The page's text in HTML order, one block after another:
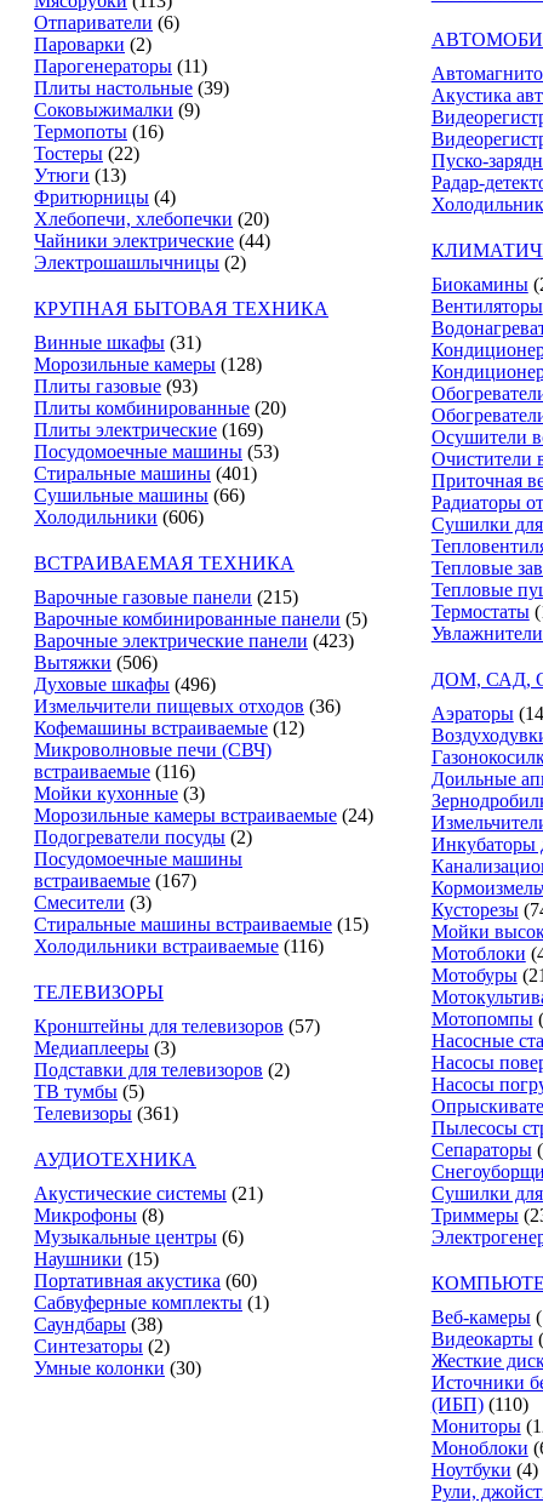
Отпариватели (6)
Пароварки (2)
Парогенераторы (11)
Плиты настольные (39)
Соковыжималки (9)
Термопоты (16)
Тостеры (22)
Утюги (13)
Фритюрницы (4)
Хлебопечи, хлебопечки (20)
Чайники электрические (44)
Электрошашлычницы (2)
КРУПНАЯ БЫТОВАЯ ТЕХНИКА
Винные шкафы (31)
Морозильные камеры (128)
Плиты газовые (93)
Плиты комбинированные (20)
Плиты электрические (169)
Посудомоечные машины (53)
Стиральные машины (401)
Сушильные машины (66)
Холодильники (606)
ВСТРАИВАЕМАЯ ТЕХНИКА
Варочные газовые панели (215)
Варочные комбинированные панели (5)
Варочные электрические панели (423)
Вытяжки (506)
Духовые шкафы (496)
Измельчители пищевых отходов (36)
Кофемашины встраиваемые (12)
Микроволновые печи (СВЧ)
встраиваемые (116)
Мойки кухонные (3)
Морозильные камеры встраиваемые (24)
Подогреватели посуды (2)
Посудомоечные машины
встраиваемые (167)
Смесители (3)
Стиральные машины встраиваемые (15)
Холодильники встраиваемые (116)
ТЕЛЕВИЗОРЫ
Кронштейны для телевизоров (57)
Медиаплееры (3)
Подставки для телевизоров (2)
ТВ тумбы (5)
Телевизоры (361)
АУДИОТЕХНИКА
Акустические системы (21)
Микрофоны (8)
Музыкальные центры (6)
Наушники (15)
Портативная акустика (60)
Сабвуферные комплекты (1)
Саундбары (38)
Синтезаторы (2)
Умные колонки (30)
Акустика
Пуско-
Радар-
Биокамины
Вентиляторы
Осушители
Очистители
Приточная
Радиаторы
Сушилки
Тепловые
Тепловые
Термостаты
ДОМ, САД,
Аэраторы
Доильные
Инкубаторы
Кусторезы
Мойки
Мотоблоки
Мотобуры
Мотопомпы
Насосные
Насосы
Насосы
Пылесосы
Сепараторы
Сушилки
Триммеры
Веб-камеры
Видеокарты
Жесткие
Источники
(ИБП) (110)
Мониторы
Моноблоки
Ноутбуки (4)
Рули,